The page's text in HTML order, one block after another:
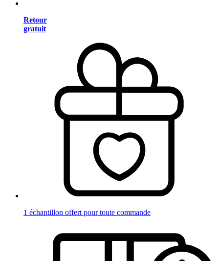
Retour
gratuit
1 échantillon offert pour toute commande